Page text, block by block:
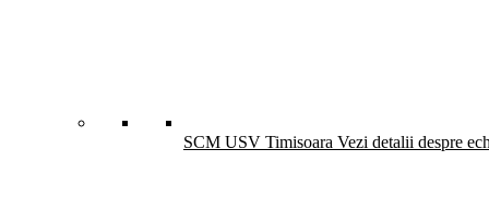
SCM USV Timisoara Vezi detalii despre